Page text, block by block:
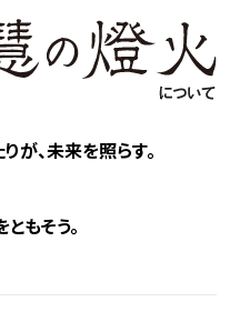
が、未来を照らす。
もそう。